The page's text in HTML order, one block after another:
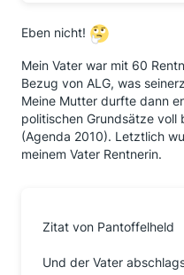
Eben nicht!
Mein Vater war mit 60
Bezug von ALG, was
Meine Mutter durfte dann
politischen Grundsätze voll
(Agenda 2010). Letztlich
meinem Vater Rentnerin.
Zitat von Pantoffelheld
Und der Vater